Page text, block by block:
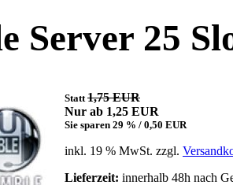
Server 25
Statt1,75 EUR
Nur ab 1,25 EUR
Sie sparen 29 % / 0,50 EUR
inkl. 19 % MwSt. zzgl.
Lieferzeit: innerhalb 48h nach